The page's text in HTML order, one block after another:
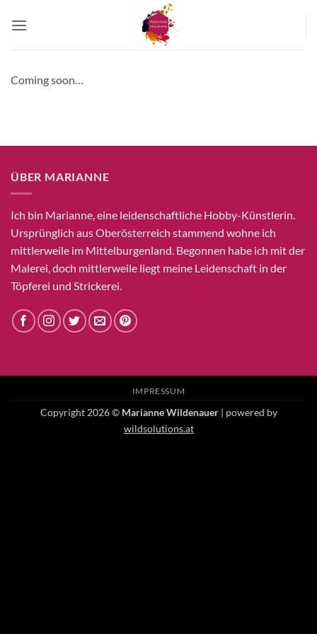
Inhalt
Coming soon…
ÜBER MARIANNE
Ich bin Marianne, eine leidenschaftliche Hobby-Künstlerin.
Ursprünglich aus Oberösterreich stammend wohne ich
mittlerweile im Mittelburgenland. Begonnen habe ich mit der
Malerei, doch mittlerweile liegt meine Leidenschaft in der
Töpferei und Strickerei.
IMPRESSUM
Copyright 2026 © Marianne Wildenauer| powered by
wildsolutions.at